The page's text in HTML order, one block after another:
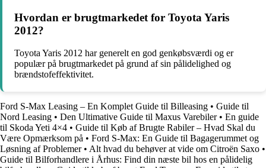
Hvordan er brugtmarkedet for Toyota Yaris
2012?
Toyota Yaris 2012 har generelt en god genkøbsværdi og er
populær på brugtmarkedet på grund af sin pålidelighed og
brændstofeffektivitet.
Ford S-Max Leasing – En Komplet Guide til Billeasing • Guide til
Nord Leasing • Den Ultimative Guide til Maxus Varebiler• En guide
til Skoda Yeti 4×4 • Guide til Køb af Brugte Rabiler – Hvad Skal du
Være Opmærksom på • Ford S-Max: En Guide til Bagagerummet og
Løsning af Problemer• Alt hvad du behøver at vide om Citroën Saxo •
Guide til Bilforhandlere i Århus: Find din næste bil hos en pålidelig